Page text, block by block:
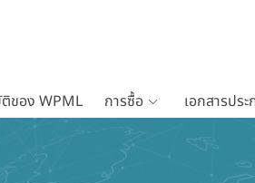
ของ WPML การซื้อ เอกสารปร